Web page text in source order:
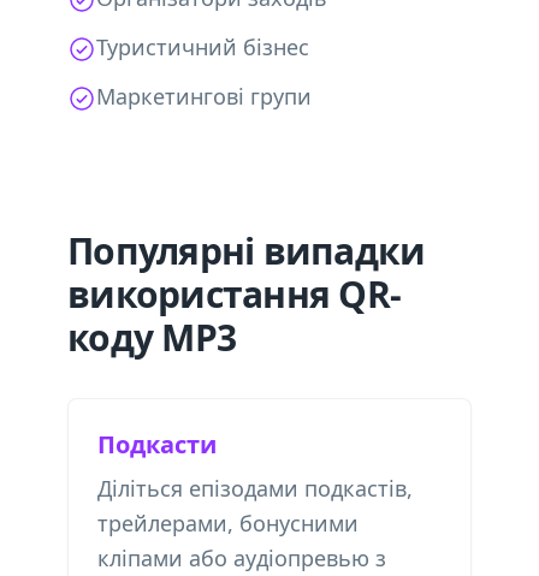
Туристичний бізнес
Маркетингові групи
Популярні випадки
використання QR-
коду MP3
Подкасти
Діліться епізодами подкастів,
трейлерами, бонусними
кліпами або аудіопревью з